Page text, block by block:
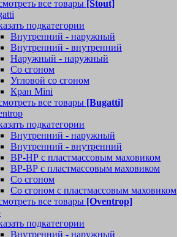
все товары [Stout]
подкатегории
Внутренний - наружный
Внутренний - внутренний
Наружный - наружный
Со сгоном
Угловой со сгоном
Кран Mini
все товары [Bugatti]
подкатегории
Внутренний - наружный
Внутренний - внутренний
ВР-НР с пластмассовым маховиком
ВР-ВР с пластмассовым маховиком
Со сгоном
Со сгоном с пластмассовым маховиком
все товары [Oventrop]
подкатегории
Внутренний - наружный